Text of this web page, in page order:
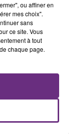
situation
est toujours
ou affiner en
mes choix".
sans
ce site. Vous
à tout
chaque page.